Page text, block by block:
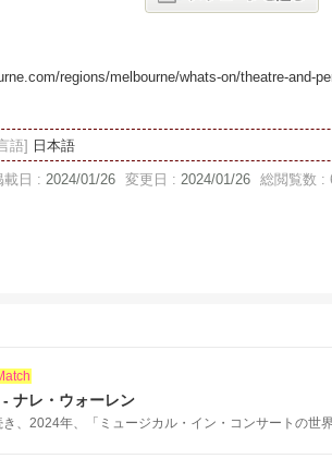
regions/melbourne/whats-on/theatre-and-
語] 日本語
載日 : 2024/01/26 変更日 : 2024/01/26 総閲覧数 :
ナレ・ウォーレン
、2024年、「ミュージカル・イン・コンサートの世